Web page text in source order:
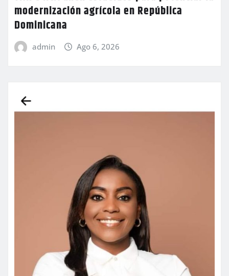
modernización agrícola en República
Dominicana
admin Ago 6, 2026